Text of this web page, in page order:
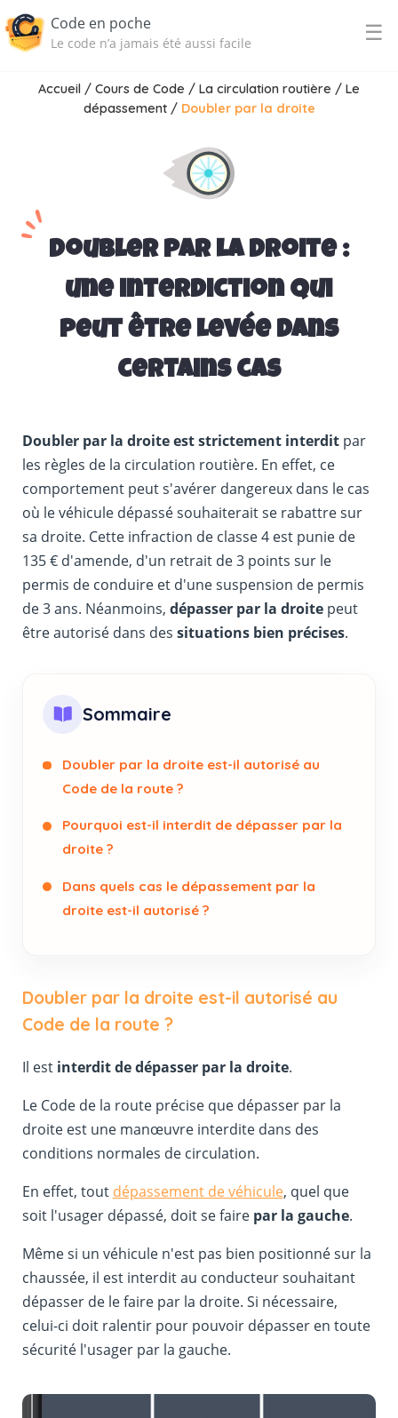
Code en poche
Le code n’a jamais été aussi facile ☰
Accueil / Cours de Code / La circulation routière / Le
dépassement/ Doubler par la droite
Doubler par la droite :
une interdiction qui
peut être levée dans
certains cas
Doubler par la droite est strictement interditpar
les règles de la circulation routière. En effet, ce
comportement peut s'avérer dangereux dans le cas
où le véhicule dépassé souhaiterait se rabattre sur
sa droite. Cette infraction de classe 4 est punie de
135 € d'amende, d'un retrait de 3 points sur le
permis de conduire et d'une suspension de permis
de 3 ans. Néanmoins, dépasser par la droitepeut
être autorisé dans des situations bien précises.
Sommaire
Doubler par la droite est-il autorisé au
Code de la route ?
Pourquoi est-il interdit de dépasser par la
droite ?
Dans quels cas le dépassement par la
droite est-il autorisé ?
Doubler par la droite est-il autorisé au
Code de la route ?
Il est interdit de dépasser par la droite.
Le Code de la route précise que dépasser par la
droite est une manœuvre interdite dans des
conditions normales de circulation.
En effet, tout dépassement de véhicule, quel que
soit l'usager dépassé, doit se faire par la gauche.
Même si un véhicule n'est pas bien positionné sur la
chaussée, il est interdit au conducteur souhaitant
dépasser de le faire par la droite. Si nécessaire,
celui-ci doit ralentir pour pouvoir dépasser en toute
sécurité l'usager par la gauche.